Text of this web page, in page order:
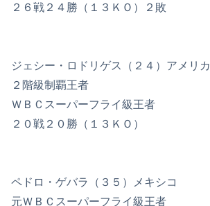
２６戦２４勝（１３ＫＯ）２敗
ジェシー・ロドリゲス（２４）アメリカ
２階級制覇王者
ＷＢＣスーパーフライ級王者
２０戦２０勝（１３ＫＯ）
ペドロ・ゲバラ（３５）メキシコ
元ＷＢＣスーパーフライ級王者